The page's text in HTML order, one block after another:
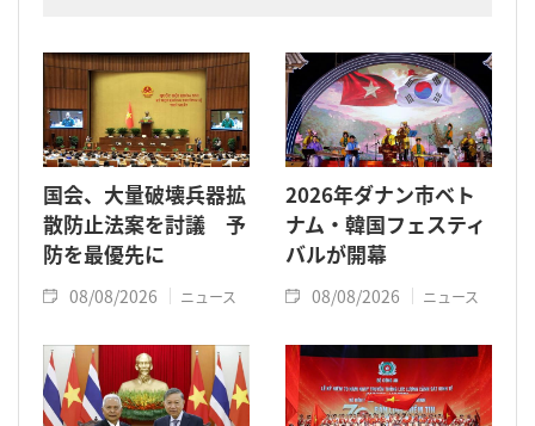
国会、大量破壊兵器拡
散防止法案を討議 予
防を最優先に
08/08/2026 ニュース
2026年ダナン市ベト
ナム・韓国フェスティ
バルが開幕
08/08/2026 ニュース